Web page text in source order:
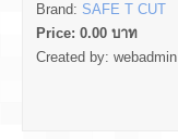
Brand: SAFE T CUT
Price: 0.00 บาท
Created by: webadmin